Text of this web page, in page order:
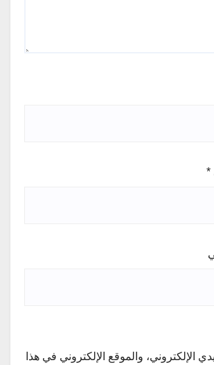
*
الإلكتروني، والموقع الإلكتروني في هذا